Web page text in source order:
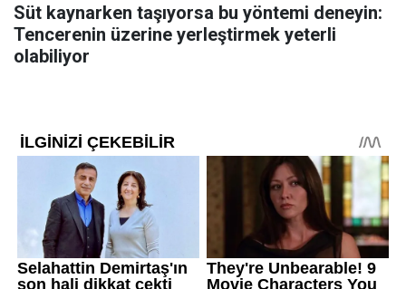
Süt kaynarken taşıyorsa bu yöntemi deneyin:
Tencerenin üzerine yerleştirmek yeterli
olabiliyor